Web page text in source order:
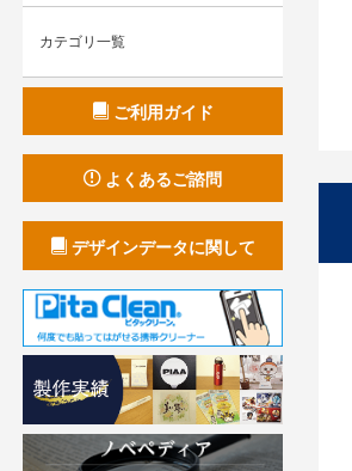
カテゴリ一覧
ご利用ガイド
よくあるご諮問
デザインデータに関して